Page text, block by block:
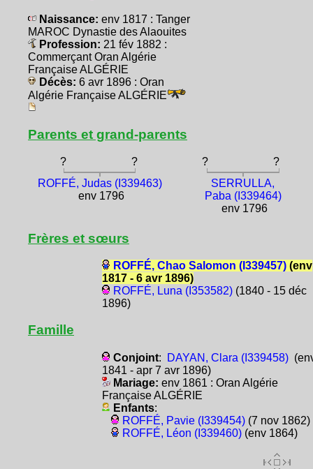
Naissance: env 1817 : Tanger
MAROC Dynastie des Alaouites
Profession: 21 fév 1882 :
Commerçant Oran Algérie
Française ALGÉRIE
Décès: 6 avr 1896 : Oran
Algérie Française ALGÉRIE
Parents et grand-parents
? ? ?
?
ROFFÉ, Judas (I339463)
env 1796
SERRULLA,
Paba (I339464)
env 1796
Frères et sœurs
ROFFÉ, Chao Salomon (I339457)(env
1817 - 6 avr 1896)
ROFFÉ, Luna (I353582)(1840 - 15 déc
1896)
Famille
Conjoint: DAYAN, Clara (I339458)
1841 - apr 7 avr 1896)
Mariage: env 1861 : Oran Algérie
Française ALGÉRIE
Enfants:
ROFFÉ, Pavie (I339454)(7 nov 1862)
ROFFÉ, Léon (I339460)(env 1864)